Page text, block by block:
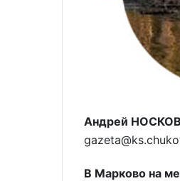
Андрей НОСКОВ
В Марково на